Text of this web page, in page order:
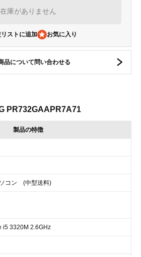
在庫がありません
リストに追加
品について問い合わせる
PR732GAAPR7A71
製品の特徴
コン (中型送料)
i5 3320M 2.6GHz